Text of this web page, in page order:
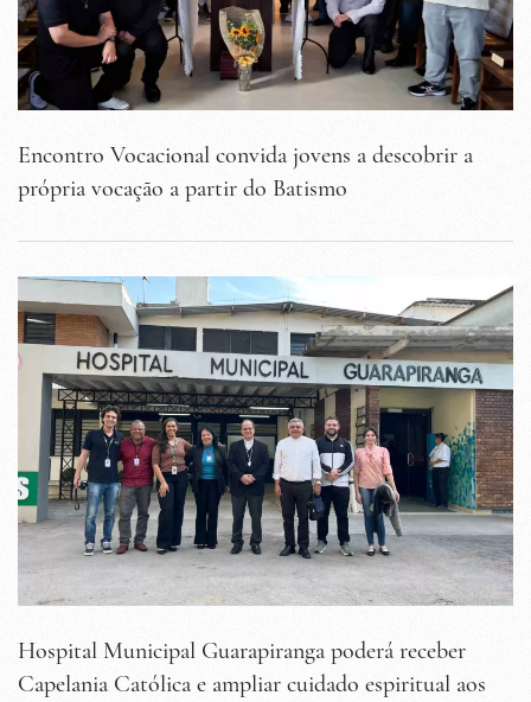
Encontro Vocacional convida jovens a descobrir a
própria vocação a partir do Batismo
Hospital Municipal Guarapiranga poderá receber
Capelania Católica e ampliar cuidado espiritual aos